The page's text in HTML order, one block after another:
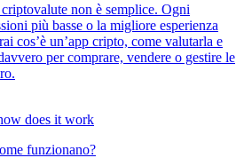
non è semplice. Ogni
più basse o la migliore esperienza
cos’è un’app cripto, come valutarla e
per comprare, vendere o gestire le
funzionano?